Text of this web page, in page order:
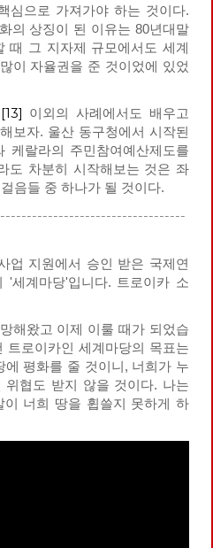
심으로 가져가야 하는 것이다.
의 상징이 된 이유는 80년대말
때 그 지자제 규모에서도 세계
이 자율권을 준 것이었에 있었
[13] 이외의 사례에서도 배우고
보자. 울산 동구청에서 시작된
케랄라의 주민참여예산제도를
도 차분히 시작해보는 것은 좌
음들 중 하나가 될 것이다.
업 지원에서 승인 받은 국제연
'세계마당'입니다. 트로이카 소
해왔고 이제 이룰 때가 되었습
트로이카인 세계마당의 목표는
에 평화를 줄 것이니, 너희가 누
협도 받지 않을 것이다. 나는
이 너희 땅을 휩쓸지 못하게 하